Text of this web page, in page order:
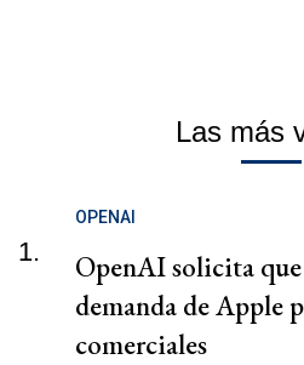
Las más
1.
OPENAI
OpenAI solicita que
demanda de Apple
comerciales